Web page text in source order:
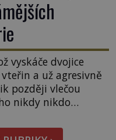
vyskáče dvojice
a už agresivně
později vlečou
nikdy nikdo
přijít na jméno.